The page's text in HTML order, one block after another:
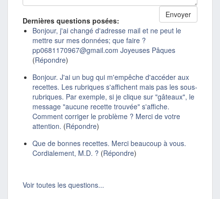
Dernières questions posées:
Bonjour, j'ai changé d'adresse mail et ne peut le
mettre sur mes données; que faire ?
pp0681170967@gmail.com Joyeuses Pâques
(Répondre)
Bonjour. J'ai un bug qui m'empêche d'accéder aux
recettes. Les rubriques s'affichent mais pas les sous-
rubriques. Par exemple, si je clique sur "gâteaux", le
message "aucune recette trouvée" s'affiche.
Comment corriger le problème ? Merci de votre
attention. (Répondre)
Que de bonnes recettes. Merci beaucoup à vous.
Cordialement, M.D. ? (Répondre)
Voir toutes les questions...